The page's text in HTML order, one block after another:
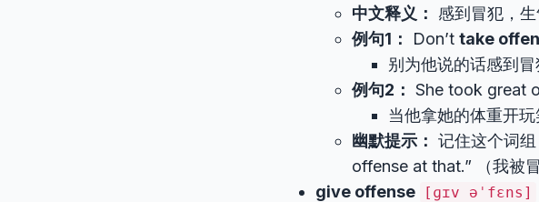
中文释义：
感到冒犯，
例句1：
Don’t take
别为他说的话感到冒
例句2： She took great
当他拿她的体重开玩
幽默提示： 记住这个词
offense at that.” （我被
give offense
[ɡɪv əˈfɛns]